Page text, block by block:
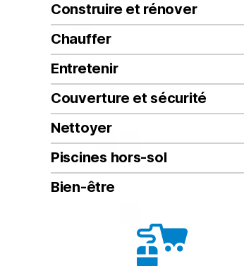
Construire et rénover
Chauffer
Entretenir
Couverture et sécurité
Nettoyer
Piscines hors-sol
Bien-être